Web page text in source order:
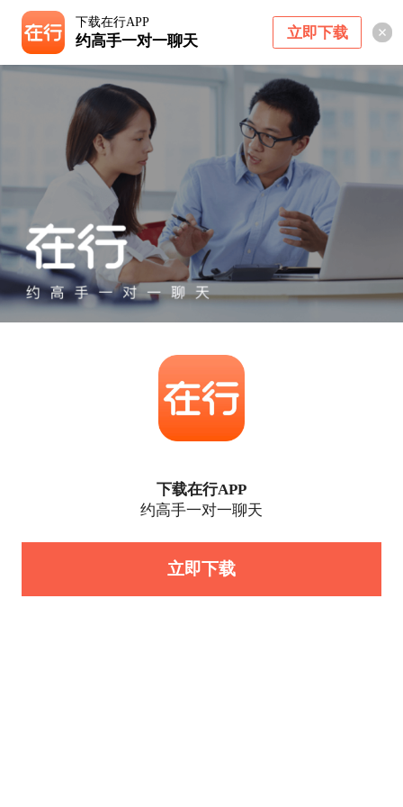
下载在行APP
约高手一对一聊天 立即下载
下载在行APP
约高手一对一聊天
立即下载